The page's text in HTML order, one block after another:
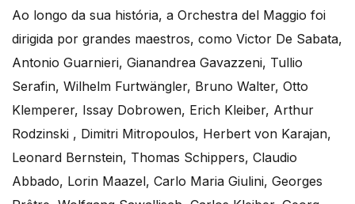
Ao longo da sua história, a Orchestra del Maggio foi
dirigida por grandes maestros, como Victor De Sabata,
Antonio Guarnieri, Gianandrea Gavazzeni, Tullio
Serafin, Wilhelm Furtwängler, Bruno Walter, Otto
Klemperer, Issay Dobrowen, Erich Kleiber, Arthur
Rodzinski , Dimitri Mitropoulos, Herbert von Karajan,
Leonard Bernstein, Thomas Schippers, Claudio
Abbado, Lorin Maazel, Carlo Maria Giulini, Georges